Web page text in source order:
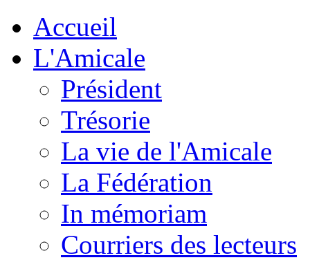
Accueil
L'Amicale
Président
Trésorie
La vie de l'Amicale
La Fédération
In mémoriam
Courriers des lecteurs